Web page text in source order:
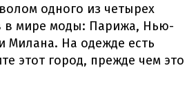
одного из четырех
в мире моды: Парижа, Нью-
Милана. На одежде есть
этот город, прежде чем это